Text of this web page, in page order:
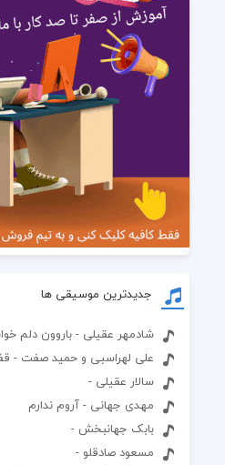
جدیدترین موسیقی ها
شادمهر عقیلی - باروون دلم
علی لهراسبی و حمید صفت -
سالار عقیلی -
مهدی جهانی - آروم ندارم
بابک جهانبخش -
مسعود صادقلو -